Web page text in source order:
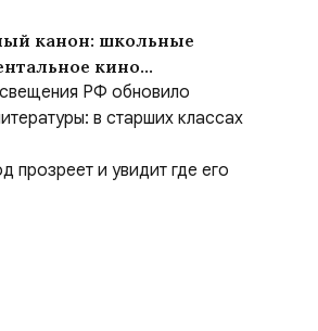
канон: школьные
кино
героя
РФ обновило
в старших классах